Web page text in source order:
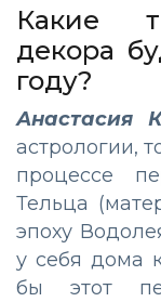
Какие
декора
году?
Анастасия
астрологии,
процессе
Тельца
эпоху
у себя дома
бы этот